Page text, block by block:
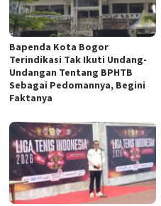
Bapenda Kota Bogor
Terindikasi Tak Ikuti Undang-
Undangan Tentang BPHTB
Sebagai Pedomannya, Begini
Faktanya